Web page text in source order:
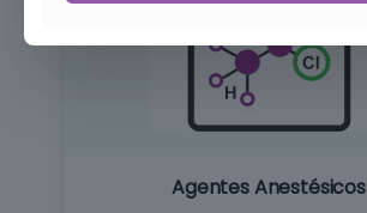
Agentes Anestésicos